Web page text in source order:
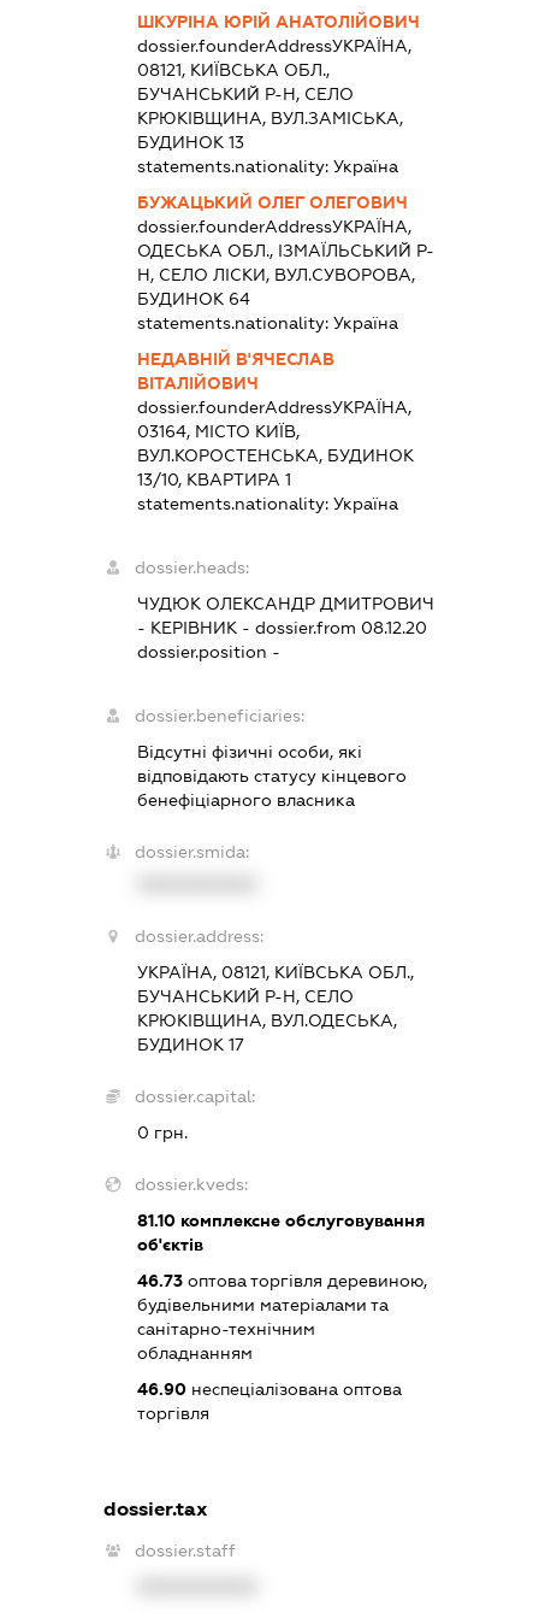
ШКУРІНА ЮРІЙ АНАТОЛІЙОВИЧ
dossier.founderAddressУКРАЇНА,
08121, КИЇВСЬКА ОБЛ.,
БУЧАНСЬКИЙ Р-Н, СЕЛО
КРЮКІВЩИНА, ВУЛ.ЗАМІСЬКА,
БУДИНОК 13
statements.nationality:Україна
БУЖАЦЬКИЙ ОЛЕГ ОЛЕГОВИЧ
dossier.founderAddressУКРАЇНА,
ОДЕСЬКА ОБЛ., ІЗМАЇЛЬСЬКИЙ Р-
Н, СЕЛО ЛІСКИ, ВУЛ.СУВОРОВА,
БУДИНОК 64
statements.nationality:Україна
НЕДАВНІЙ В'ЯЧЕСЛАВ
ВІТАЛІЙОВИЧ
dossier.founderAddressУКРАЇНА,
03164, МІСТО КИЇВ,
ВУЛ.КОРОСТЕНСЬКА, БУДИНОК
13/10, КВАРТИРА 1
statements.nationality:Україна
dossier.heads:
ЧУДЮК ОЛЕКСАНДР ДМИТРОВИЧ
- КЕРІВНИК - dossier.from 08.12.20
dossier.position -
dossier.beneficiaries:
Відсутні фізичні особи, які
відповідають статусу кінцевого
бенефіціарного власника
dossier.smida:
dossier.address:
УКРАЇНА, 08121, КИЇВСЬКА ОБЛ.,
БУЧАНСЬКИЙ Р-Н, СЕЛО
КРЮКІВЩИНА, ВУЛ.ОДЕСЬКА,
БУДИНОК 17
dossier.capital:
0 грн.
dossier.kveds:
81.10 комплексне обслуговування
об'єктів
46.73 оптова торгівля деревиною,
будівельними матеріалами та
санітарно-технічним
обладнанням
46.90 неспеціалізована оптова
торгівля
dossier.tax
dossier.staff